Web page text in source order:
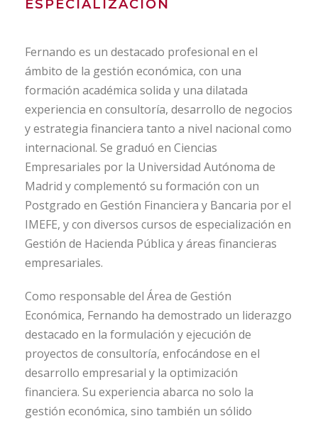
ESPECIALIZACIÓN
Fernando es un destacado profesional en el
ámbito de la gestión económica, con una
formación académica solida y una dilatada
experiencia en consultoría, desarrollo de negocios
y estrategia financiera tanto a nivel nacional como
internacional. Se graduó en Ciencias
Empresariales por la Universidad Autónoma de
Madrid y complementó su formación con un
Postgrado en Gestión Financiera y Bancaria por el
IMEFE, y con diversos cursos de especialización en
Gestión de Hacienda Pública y áreas financieras
empresariales.
Como responsable del Área de Gestión
Económica, Fernando ha demostrado un liderazgo
destacado en la formulación y ejecución de
proyectos de consultoría, enfocándose en el
desarrollo empresarial y la optimización
financiera. Su experiencia abarca no solo la
gestión económica, sino también un sólido